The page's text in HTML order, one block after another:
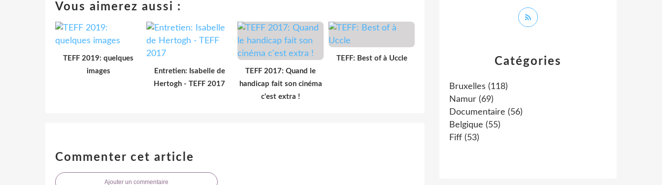
Vous aimerez aussi :
TEFF 2019: quelques
images
Entretien: Isabelle de
Hertogh - TEFF 2017
TEFF 2017: Quand le
handicap fait son cinéma
c'est extra !
TEFF: Best of à Uccle
Commenter cet article
Ajouter un commentaire
Catégories
Bruxelles (118)
Namur (69)
Documentaire (56)
Belgique (55)
Fiff (53)